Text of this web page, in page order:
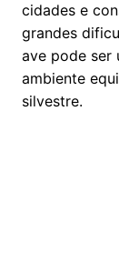
cidades e
grandes
ave pode ser
ambiente
silvestre.